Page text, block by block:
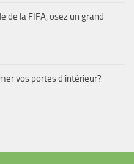
de la FIFA, osez un grand
vos portes d’intérieur?